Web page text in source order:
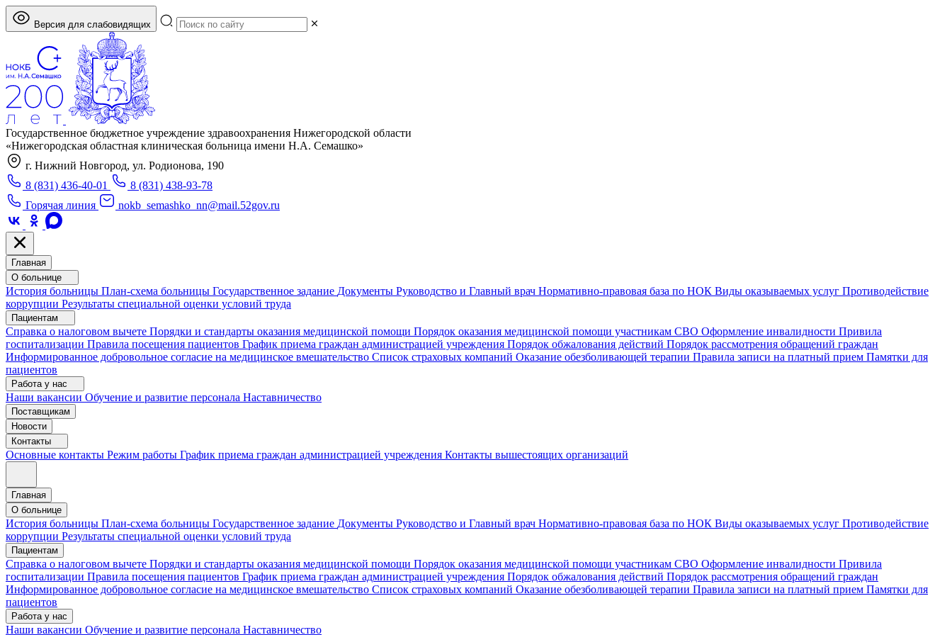
Версия для слабовидящих
Государственное бюджетное учреждение здравоохранения Нижегородской области
«Нижегородская областная клиническая больница имени Н.А. Семашко»
г. Нижний Новгород, ул. Родионова, 190
8 (831) 436-40-01
8 (831) 438-93-78
Горячая линия
nokb_semashko_nn@mail.52gov.ru
Главная
О больнице
История больницы План-схема больницы Государственное задание Документы Руководство и Главный врач Нормативно-правовая база по НОК Виды оказываемых услуг Противодействие
коррупции Результаты специальной оценки условий труда
Пациентам
Справка о налоговом вычете Порядки и стандарты оказания медицинской помощи Порядок оказания медицинской помощи участникам СВО Оформление инвалидности Привила
госпитализации Правила посещения пациентов График приема граждан администрацией учреждения Порядок обжалования действий Порядок рассмотрения обращений граждан
Информированное добровольное согласие на медицинское вмешательство Список страховых компаний Оказание обезболивающей терапии Правила записи на платный прием Памятки для
пациентов
Работа у нас
Наши вакансии Обучение и развитие персонала Наставничество
Поставщикам
Новости
Контакты
Основные контакты Режим работы График приема граждан администрацией учреждения Контакты вышестоящих организаций
Главная
О больнице
История больницы План-схема больницы Государственное задание Документы Руководство и Главный врач Нормативно-правовая база по НОК Виды оказываемых услуг Противодействие
коррупции Результаты специальной оценки условий труда
Пациентам
Справка о налоговом вычете Порядки и стандарты оказания медицинской помощи Порядок оказания медицинской помощи участникам СВО Оформление инвалидности Привила
госпитализации Правила посещения пациентов График приема граждан администрацией учреждения Порядок обжалования действий Порядок рассмотрения обращений граждан
Информированное добровольное согласие на медицинское вмешательство Список страховых компаний Оказание обезболивающей терапии Правила записи на платный прием Памятки для
пациентов
Работа у нас
Наши вакансии Обучение и развитие персонала Наставничество